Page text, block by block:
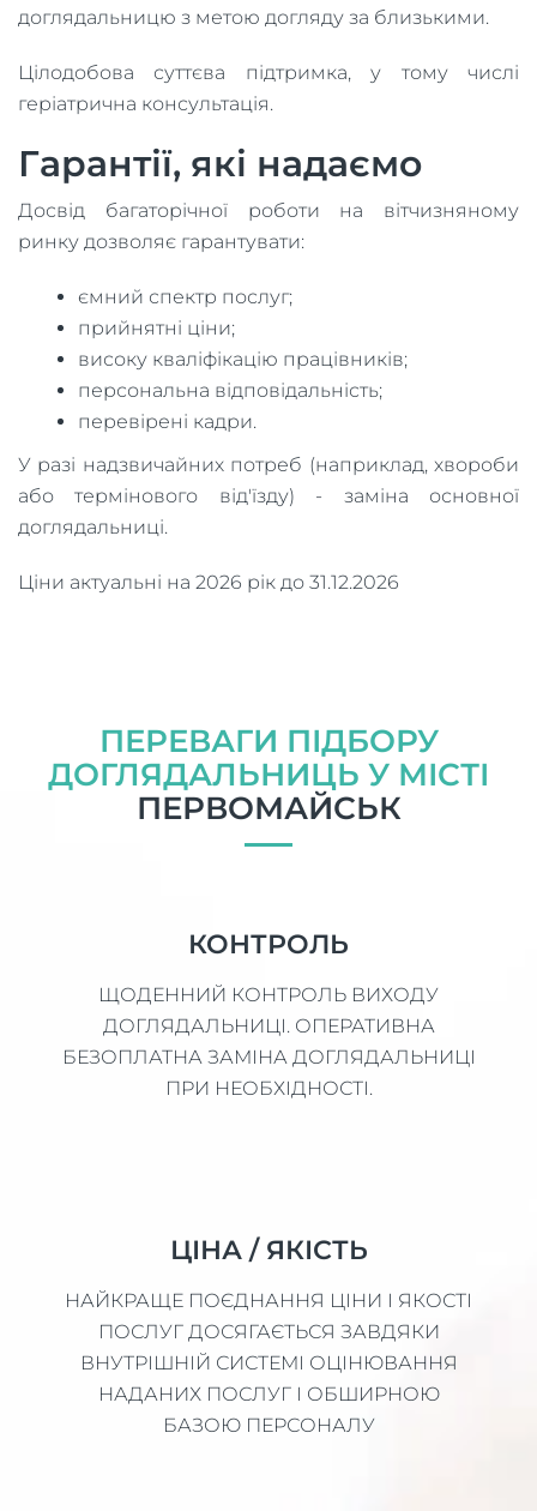
доглядальницю з метою догляду за близькими.
Цілодобова суттєва підтримка, у тому числі
геріатрична консультація.
Гарантії, які надаємо
Досвід багаторічної роботи на вітчизняному
ринку дозволяє гарантувати:
ємний спектр послуг;
прийнятні ціни;
високу кваліфікацію працівників;
персональна відповідальність;
перевірені кадри.
У разі надзвичайних потреб (наприклад, хвороби
або термінового від'їзду) - заміна основної
доглядальниці.
Ціни актуальні на 2026 рік до 31.12.2026
ПЕРЕВАГИ ПІДБОРУ
ДОГЛЯДАЛЬНИЦЬ У МІСТІ
ПЕРВОМАЙСЬК
КОНТРОЛЬ
ЩОДЕННИЙ КОНТРОЛЬ ВИХОДУ
ДОГЛЯДАЛЬНИЦІ. ОПЕРАТИВНА
БЕЗОПЛАТНА ЗАМІНА ДОГЛЯДАЛЬНИЦІ
ПРИ НЕОБХІДНОСТІ.
ЦІНА / ЯКІСТЬ
НАЙКРАЩЕ ПОЄДНАННЯ ЦІНИ І ЯКОСТІ
ПОСЛУГ ДОСЯГАЄТЬСЯ ЗАВДЯКИ
ВНУТРІШНІЙ СИСТЕМІ ОЦІНЮВАННЯ
НАДАНИХ ПОСЛУГ І ОБШИРНОЮ
БАЗОЮ ПЕРСОНАЛУ